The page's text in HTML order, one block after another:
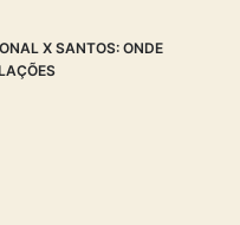
X SANTOS: ONDE